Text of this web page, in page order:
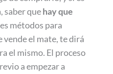
saber quehay que
métodos para
vende el mate, te dirá
el mismo. El proceso
a empezar a